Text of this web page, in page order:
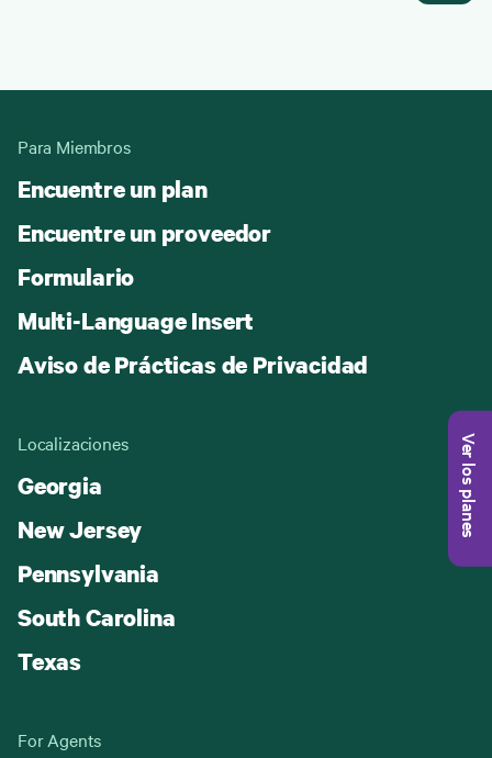
Ver los planes
Para Miembros
Encuentre un plan
Encuentre un proveedor
Formulario
Multi-Language Insert
Aviso de Prácticas de Privacidad
Localizaciones
Georgia
New Jersey
Pennsylvania
South Carolina
Texas
For Agents